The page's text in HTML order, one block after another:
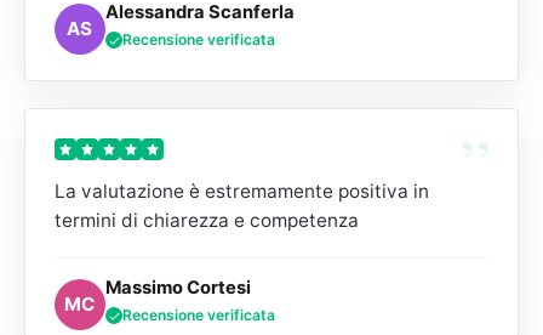
AS
Alessandra Scanferla
Recensione verificata
”
La valutazione è estremamente positiva in
termini di chiarezza e competenza
MC
Massimo Cortesi
Recensione verificata